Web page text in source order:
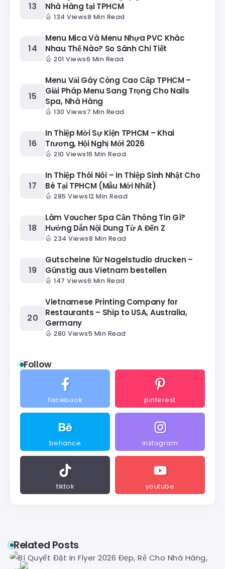
Nhà Hàng tại TPHCM
134 Views8 Min Read
Menu Mica Và Menu Nhựa PVC Khác
Nhau Thế Nào? So Sánh Chi Tiết
201 Views6 Min Read
Menu Vải Gáy Còng Cao Cấp TPHCM –
Giải Pháp Menu Sang Trọng Cho Nails
Spa, Nhà Hàng
130 Views7 Min Read
In Thiệp Mời Sự Kiện TPHCM – Khai
Trương, Hội Nghị Mới 2026
210 Views16 Min Read
In Thiệp Thôi Nôi – In Thiệp Sinh Nhật Cho
Bé Tại TPHCM (Mẫu Mới Nhất)
285 Views12 Min Read
Làm Voucher Spa Cần Thông Tin Gì?
Hướng Dẫn Nội Dung Từ A Đến Z
234 Views8 Min Read
Gutscheine für Nagelstudio drucken –
Günstig aus Vietnam bestellen
147 Views6 Min Read
Vietnamese Printing Company for
Restaurants – Ship to USA, Australia,
Germany
280 Views5 Min Read
Follow
facebook pinterest
behance instagram
tiktok youtube
Related Posts